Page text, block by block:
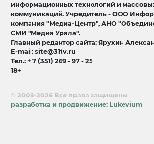
информационных технологий и
коммуникаций. Учредитель - ООО
компания "Медиа-Центр", АНО
СМИ "Медиа Урала".
Главный редактор сайта: Ярухин
E-mail: site@31tv.ru
Тел.: + 7 (351) 269 - 97 - 25
18+
© 2008-2026 Все права защищены
разработка и продвижение: Lukevium